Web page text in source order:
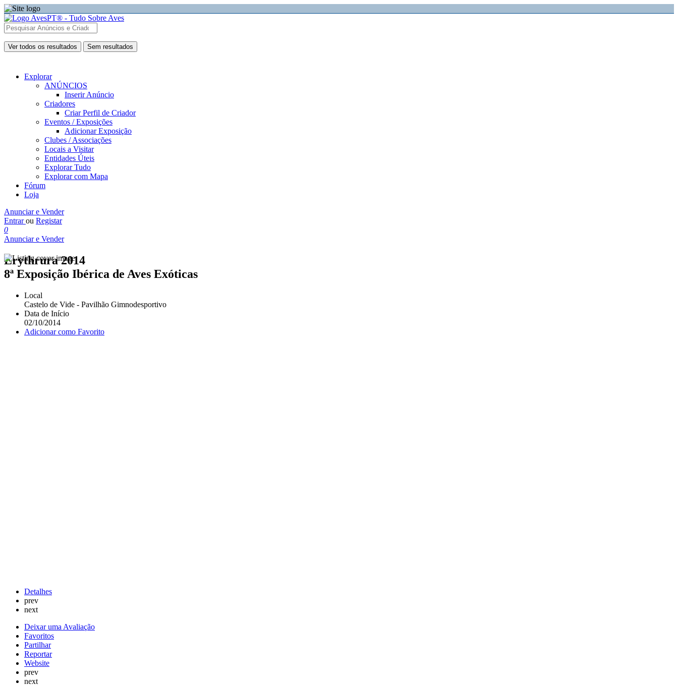
Ver todos os resultados Sem resultados
Explorar
ANÚNCIOS
Inserir Anúncio
Criadores
Criar Perfil de Criador
Eventos / Exposições
Adicionar Exposição
Clubes / Associações
Locais a Visitar
Entidades Úteis
Explorar Tudo
Explorar com Mapa
Fórum
Loja
Anunciar e Vender
Entrarou Registar
0
Anunciar e Vender
Erythrura 2014
8ª Exposição Ibérica de Aves Exóticas
Local
Castelo de Vide - Pavilhão Gimnodesportivo
Data de Início
02/10/2014
Adicionar como Favorito
Detalhes
prev
next
Deixar uma Avaliação
Favoritos
Partilhar
Reportar
Website
prev
next